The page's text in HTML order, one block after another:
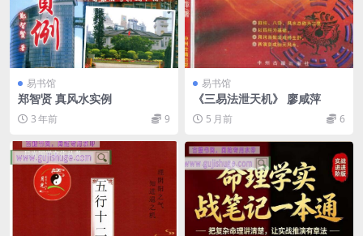
易书馆
郑智贤 真风水实例
3 年前 9
易书馆
《三易法泄天机》 廖咸萍
5 月前 6